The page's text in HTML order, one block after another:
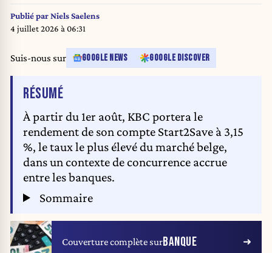
Publié parNiels Saelens
4 juillet 2026 à 06:31
Suis-nous sur GOOGLE NEWS GOOGLE DISCOVER
RÉSUMÉDE L'ARTICLE
À partir du 1er août, KBC portera le
rendement de son compte Start2Save à 3,15
%, le taux le plus élevé du marché belge,
dans un contexte de concurrence accrue
entre les banques.
Sommaire
Couverture complète surBANQUE